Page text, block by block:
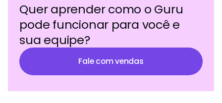
Quer aprender como o Guru
pode funcionar para você e
sua equipe?
Fale com vendas